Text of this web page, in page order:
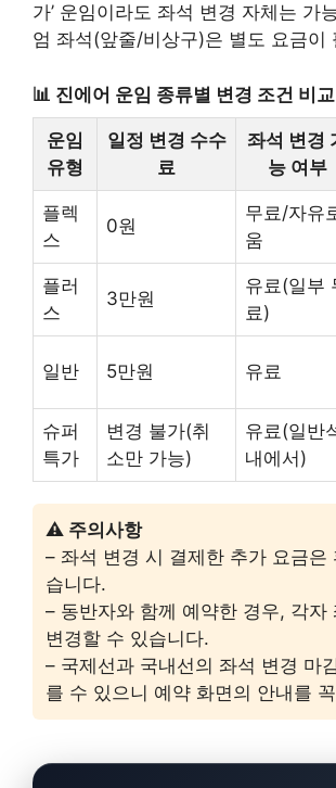
가’ 운임이라도 좌석 변경 자체는 가
엄 좌석(앞줄/비상구)은 별도 요금이
📊 진에어 운임 종류별 변경 조건 비교
운임
유형
일정 변경 수수
료
좌석 변경
능 여부
플렉
스
0원
무료/자유
움
플러
스
3만원
유료(일부
료)
일반 5만원 유료
슈퍼
특가
변경 불가(취
소만 가능)
유료(일반
내에서)
⚠️ 주의사항
– 좌석 변경 시 결제한 추가 요금은
습니다.
– 동반자와 함께 예약한 경우, 각자
변경할 수 있습니다.
– 국제선과 국내선의 좌석 변경 마
를 수 있으니 예약 화면의 안내를